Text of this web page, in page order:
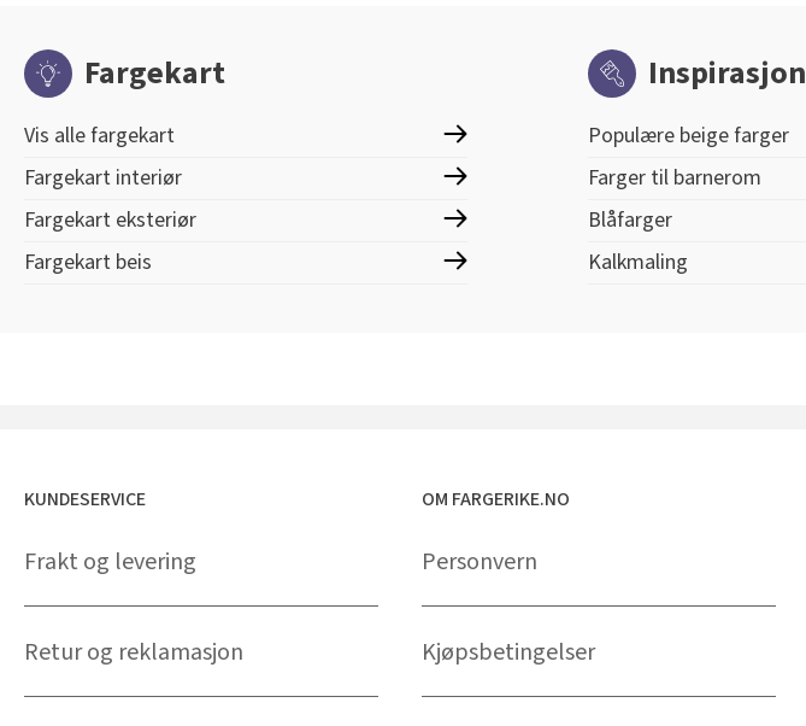
Fargekart
Vis alle fargekart
Fargekart interiør
Fargekart eksteriør
Fargekart beis
Inspirasjon
Populære beige farger
Farger til barnerom
Blåfarger
Kalkmaling
KUNDESERVICE
Frakt og levering
Retur og reklamasjon
OM FARGERIKE.NO
Personvern
Kjøpsbetingelser